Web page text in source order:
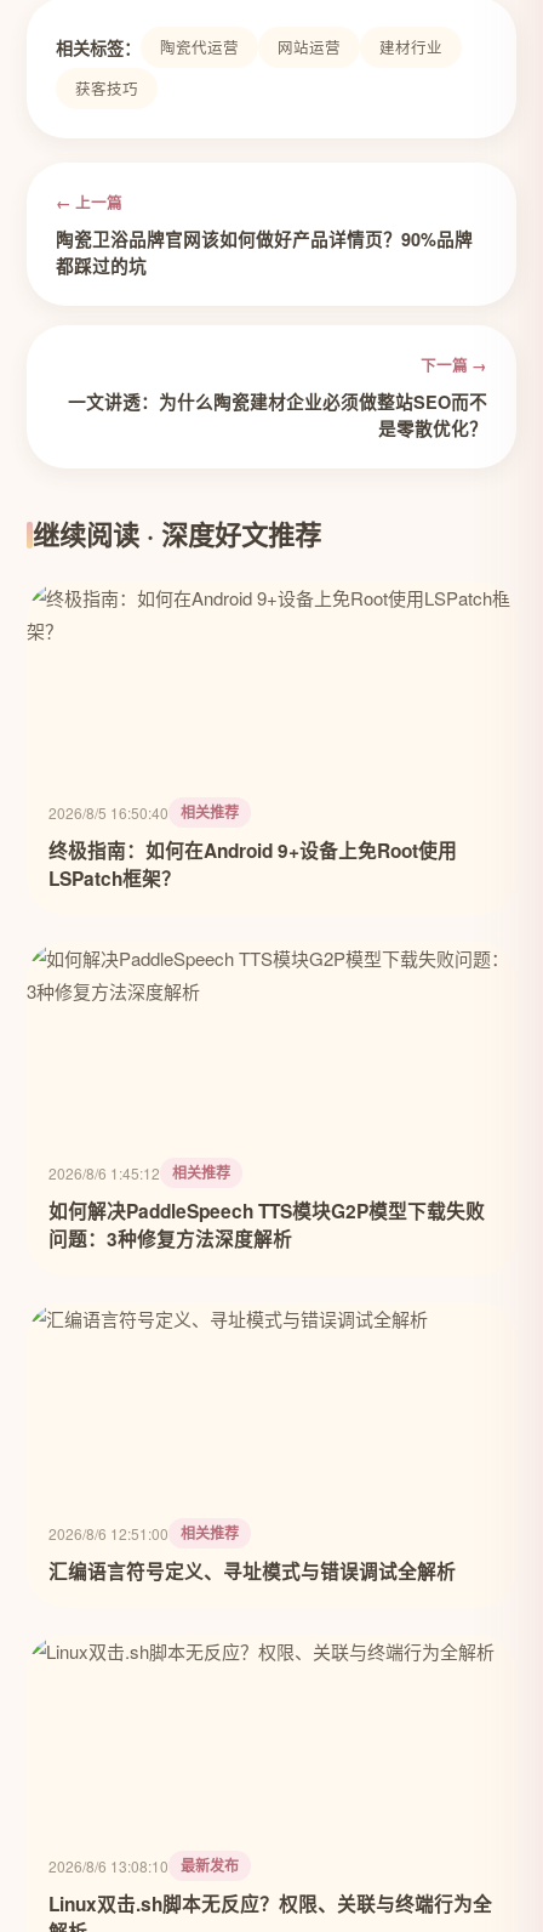
相关标签： 陶瓷代运营 网站运营
建材行业
获客技巧
← 上一篇
陶瓷卫浴品牌官网该如何做好产品详情页？90%品牌
都踩过的坑
下一篇 →
一文讲透：为什么陶瓷建材企业必须做整站SEO而不
是零散优化？
继续阅读 · 深度好文推荐
2026/8/5 16:50:40 相关推荐
终极指南：如何在Android 9+设备上免Root使用
LSPatch框架？
2026/8/6 1:45:12 相关推荐
如何解决PaddleSpeech TTS模块G2P模型下载失败
问题：3种修复方法深度解析
2026/8/6 12:51:00 相关推荐
汇编语言符号定义、寻址模式与错误调试全解析
2026/8/6 13:08:10 最新发布
Linux双击.sh脚本无反应？权限、关联与终端行为全